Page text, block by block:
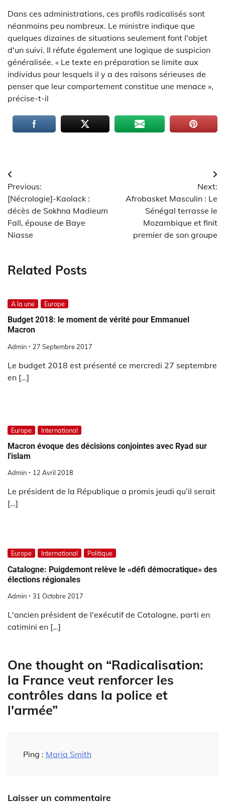
Dans ces administrations, ces profils radicalisés sont
néanmoins peu nombreux. Le ministre indique que
quelques dizaines de situations seulement font l'objet
d'un suivi. Il réfute également une logique de suspicion
généralisée. « Le texte en préparation se limite aux
individus pour lesquels il y a des raisons sérieuses de
penser que leur comportement constitue une menace »,
précise-t-il
Navigation
de
l’article
Previous:
[Nécrologie]-Kaolack :
décès de Sokhna Madieum
Fall, épouse de Baye
Niasse
Next:
Afrobasket Masculin : Le
Sénégal terrasse le
Mozambique et finit
premier de son groupe
Related Posts
A la une Europe
Budget 2018: le moment de vérité pour Emmanuel
Macron
Admin 27 Septembre 2017
Le budget 2018 est présenté ce mercredi 27 septembre
en […]
Europe International
Macron évoque des décisions conjointes avec Ryad sur
l'islam
Admin 12 Avril 2018
Le président de la République a promis jeudi qu’il serait
[…]
Europe International Politique
Catalogne: Puigdemont relève le «défi démocratique» des
élections régionales
Admin 31 Octobre 2017
L'ancien président de l'exécutif de Catalogne, parti en
catimini en […]
One thought on “Radicalisation:
la France veut renforcer les
contrôles dans la police et
l'armée”
Ping : Maria Smith
Laisser un commentaire